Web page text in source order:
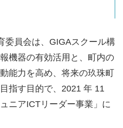
委員会は、GIGAスクール構
機器の有効活用と、町内の
能力を高め、将来の玖珠町
指す目的で、2021 年 11
ニアICTリーダー事業」に